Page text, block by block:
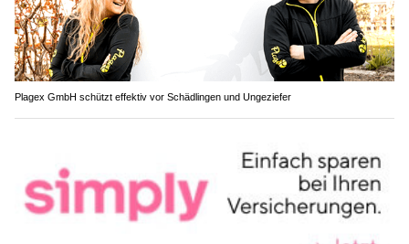
Plagex GmbH schützt effektiv vor Schädlingen und Ungeziefer